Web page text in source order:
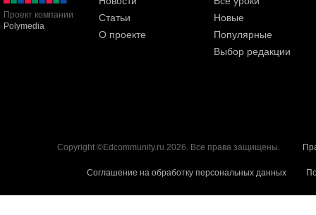
Проект компании
Polymedia
Статьи
О проекте
Новые
Популярные
Выбор редакции
Copyright ©Edcommunity.ru 2026. Все права защищены.
Соглашение на обработку персональных данных